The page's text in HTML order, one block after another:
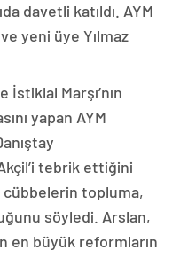
davetli katıldı. AYM
yeni üye Yılmaz
Marşı’nın
yapan AYM
tebrik ettiğini
topluma,
söyledi. Arslan,
en büyük reformların